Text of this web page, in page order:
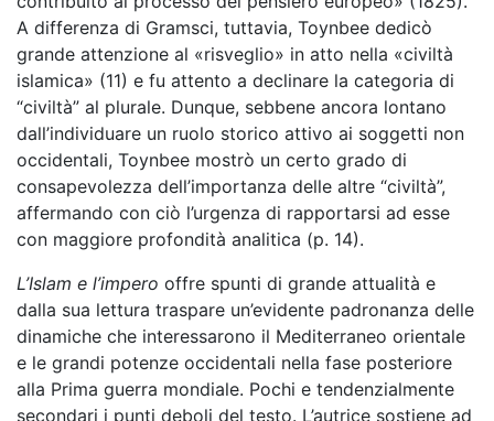
A differenza di Gramsci, tuttavia, Toynbee dedicò
grande attenzione al «risveglio» in atto nella «civiltà
islamica» (11) e fu attento a declinare la categoria di
“civiltà” al plurale. Dunque, sebbene ancora lontano
dall’individuare un ruolo storico attivo ai soggetti non
occidentali, Toynbee mostrò un certo grado di
consapevolezza dell’importanza delle altre “civiltà”,
affermando con ciò l’urgenza di rapportarsi ad esse
con maggiore profondità analitica (p. 14).
L’Islam e l’impero offre spunti di grande attualità e
dalla sua lettura traspare un’evidente padronanza delle
dinamiche che interessarono il Mediterraneo orientale
e le grandi potenze occidentali nella fase posteriore
alla Prima guerra mondiale. Pochi e tendenzialmente
secondari i punti deboli del testo. L’autrice sostiene ad